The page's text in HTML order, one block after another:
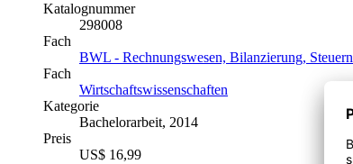
Katalognummer
298008
Fach
BWL - Rechnungswesen, Bilanzierung, Steuern
Fach
Wirtschaftswissenschaften
Kategorie
Bachelorarbeit, 2014
Preis
US$ 16,99